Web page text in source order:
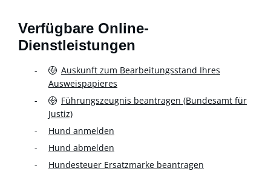
Verfügbare Online-
Dienstleistungen
Auskunft zum Bearbeitungsstand Ihres
Ausweispapieres
Führungszeugnis beantragen (Bundesamt für
Justiz)
Hund anmelden
Hund abmelden
Hundesteuer Ersatzmarke beantragen